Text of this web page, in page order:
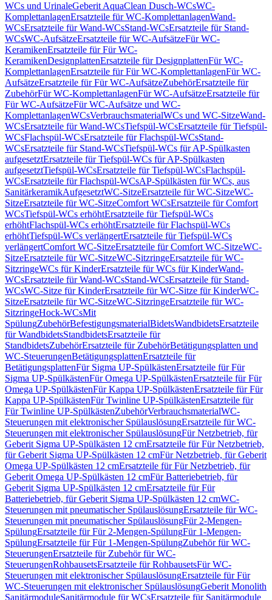
WCs und UrinaleGeberit AquaClean Dusch-WCsWC-
KomplettanlagenErsatzteile für WC-KomplettanlagenWand-
WCsErsatzteile für Wand-WCsStand-WCsErsatzteile für Stand-
WCsWC-AufsätzeErsatzteile für WC-AufsätzeFür WC-
KeramikenErsatzteile für Für WC-
KeramikenDesignplattenErsatzteile für DesignplattenFür WC-
KomplettanlagenErsatzteile für Für WC-KomplettanlagenFür WC-
AufsätzeErsatzteile für Für WC-AufsätzeZubehörErsatzteile für
ZubehörFür WC-KomplettanlagenFür WC-AufsätzeErsatzteile für
Für WC-AufsätzeFür WC-Aufsätze und WC-
KomplettanlagenWCsVerbrauchsmaterialWCs und WC-SitzeWand-
WCsErsatzteile für Wand-WCsTiefspül-WCsErsatzteile für Tiefspül-
WCsFlachspül-WCsErsatzteile für Flachspül-WCsStand-
WCsErsatzteile für Stand-WCsTiefspül-WCs für AP-Spülkasten
aufgesetztErsatzteile für Tiefspül-WCs für AP-Spülkasten
aufgesetztTiefspül-WCsErsatzteile für Tiefspül-WCsFlachspül-
WCsErsatzteile für Flachspül-WCsAP-Spülkästen für WCs, aus
SanitärkeramikAufgesetztWC-SitzeErsatzteile für WC-SitzeWC-
SitzeErsatzteile für WC-SitzeComfort WCsErsatzteile für Comfort
WCsTiefspül-WCs erhöhtErsatzteile für Tiefspül-WCs
erhöhtFlachspül-WCs erhöhtErsatzteile für Flachspül-WCs
erhöhtTiefspül-WCs verlängertErsatzteile für Tiefspül-WCs
verlängertComfort WC-SitzeErsatzteile für Comfort WC-SitzeWC-
SitzeErsatzteile für WC-SitzeWC-SitzringeErsatzteile für WC-
SitzringeWCs für KinderErsatzteile für WCs für KinderWand-
WCsErsatzteile für Wand-WCsStand-WCsErsatzteile für Stand-
WCsWC-Sitze für KinderErsatzteile für WC-Sitze für KinderWC-
SitzeErsatzteile für WC-SitzeWC-SitzringeErsatzteile für WC-
SitzringeHock-WCsMit
SpülungZubehörBefestigungsmaterialBidetsWandbidetsErsatzteile
für WandbidetsStandbidetsErsatzteile für
StandbidetsZubehörErsatzteile für ZubehörBetätigungsplatten und
WC-SteuerungenBetätigungsplattenErsatzteile für
BetätigungsplattenFür Sigma UP-SpülkästenErsatzteile für Für
Sigma UP-SpülkästenFür Omega UP-SpülkästenErsatzteile für Für
Omega UP-SpülkästenFür Kappa UP-SpülkästenErsatzteile für Für
Kappa UP-SpülkästenFür Twinline UP-SpülkästenErsatzteile für
Für Twinline UP-SpülkästenZubehörVerbrauchsmaterialWC-
Steuerungen mit elektronischer SpülauslösungErsatzteile für WC-
Steuerungen mit elektronischer SpülauslösungFür Netzbetrieb, für
Geberit Sigma UP-Spülkästen 12 cmErsatzteile für Für Netzbetrieb,
für Geberit Sigma UP-Spülkästen 12 cmFür Netzbetrieb, für Geberit
Omega UP-Spülkästen 12 cmErsatzteile für Für Netzbetrieb, für
Geberit Omega UP-Spülkästen 12 cmFür Batteriebetrieb, für
Geberit Sigma UP-Spülkästen 12 cmErsatzteile für Für
Batteriebetrieb, für Geberit Sigma UP-Spülkästen 12 cmWC-
Steuerungen mit pneumatischer SpülauslösungErsatzteile für WC-
Steuerungen mit pneumatischer SpülauslösungFür 2-Mengen-
SpülungErsatzteile für Für 2-Mengen-SpülungFür 1-Mengen-
SpülungErsatzteile für Für 1-Mengen-SpülungZubehör für WC-
SteuerungenErsatzteile für Zubehör für WC-
SteuerungenRohbausetsErsatzteile für RohbausetsFür WC-
Steuerungen mit elektronischer SpülauslösungErsatzteile für Für
WC-Steuerungen mit elektronischer SpülauslösungGeberit Monolith
SanitärmoduleSanitärmodule für WCsErsatzteile für Sanitärmodule